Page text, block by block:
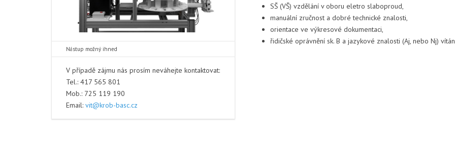
Nástup možný ihned
V případě zájmu nás prosím neváhejte kontaktovat:
Tel.: 417 565 801
Mob.: 725 119 190
Email: vit@krob-basc.cz
SŠ (VŠ) vzdělání v oboru eletro slaboproud,
manuální zručnost a dobré technické znalosti,
orientace ve výkresové dokumentaci,
řidičské oprávnění sk. B a jazykové znalosti (Aj, nebo Nj)